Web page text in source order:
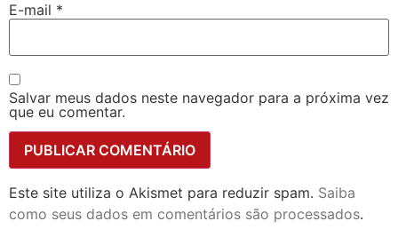
E-mail *
Salvar meus dados neste navegador para a próxima vez
que eu comentar.
Este site utiliza o Akismet para reduzir spam. Saiba
como seus dados em comentários são processados.